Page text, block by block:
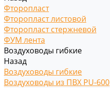
Фторопласт
Фторопласт листовой
Фторопласт стержневой
ФУМ лента
Воздуховоды гибкие
Назад
Воздуховоды гибкие
Воздуховоды из ПВХ PU-600